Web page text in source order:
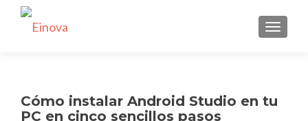
Cómo instalar Android Studio en tu
PC en cinco sencillos pasos